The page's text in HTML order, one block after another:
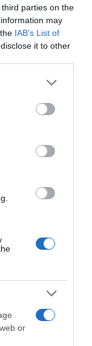
parties on the
may
IAB’s List of
it to other
or more Google
may click to
party tags to
in below Google
or
királyi
bejegyzés